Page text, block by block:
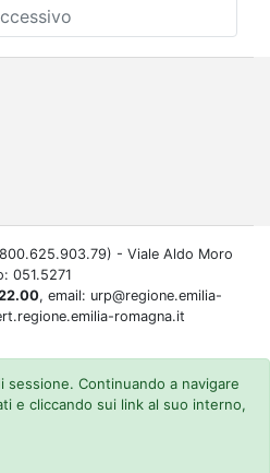
- Viale Aldo Moro
051.5271
, email: urp@regione.emilia-
romagna.it
Continuando a navigare
e cliccando sui link al suo interno,